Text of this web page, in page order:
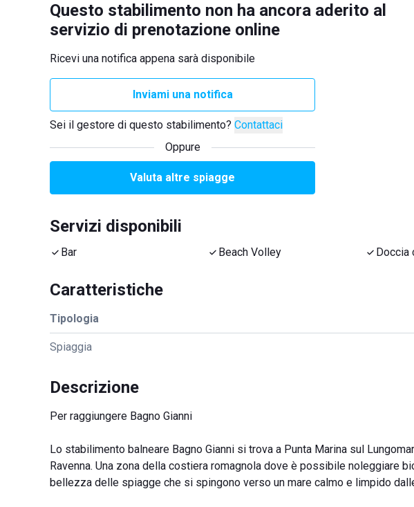
Questo stabilimento non ha ancora aderito al
servizio di prenotazione online
Ricevi una notifica appena sarà disponibile
Inviami una notifica
Sei il gestore di questo stabilimento? Contattaci
Oppure
Valuta altre spiagge
Servizi disponibili
Bar Beach Volley Doccia
Caratteristiche
Tipologia
Spiaggia
Descrizione
Per raggiungere Bagno Gianni
Lo stabilimento balneare Bagno Gianni si trova a Punta Marina sul
Ravenna. Una zona della costiera romagnola dove è possibile noleggiare
bellezza delle spiagge che si spingono verso un mare calmo e limpido